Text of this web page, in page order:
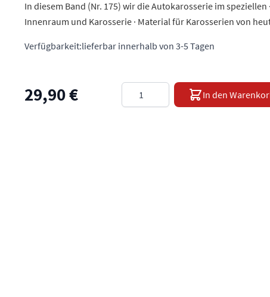
In diesem Band (Nr. 175) wir die Autokarosserie im speziellen
Innenraum und Karosserie · Material für Karosserien von
Verfügbarkeit:lieferbar innerhalb von 3-5 Tagen
29,90 € In den